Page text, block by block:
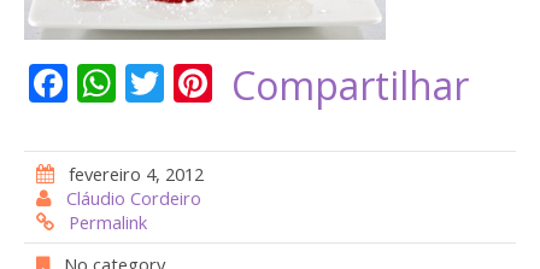
F
e
b
o
W
at
s
A
T
itt
er
Pi
er
st
Compartilhar
fevereiro 4, 2012
Cláudio Cordeiro
Permalink